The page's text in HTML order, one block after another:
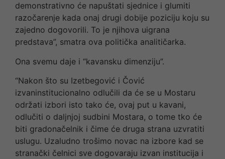
demonstrativno će napuštati sjednice i glumiti
razočarenje kada onaj drugi dobije poziciju koju su
zajedno dogovorili. To je njihova uigrana
predstava”, smatra ova politička analitičarka.
Ona svemu daje i “kavansku dimenziju”.
“Nakon što su Izetbegović i Čović
izvaninstitucionalno odlučili da će se u Mostaru
održati izbori isto tako će, ovaj put u kavani,
odlučiti o daljnjoj sudbini Mostara, o tome tko će
biti gradonačelnik i čime će druga strana uzvratiti
uslugu. Uzaludno trošimo novac na izbore kad se
stranački čelnici sve dogovaraju izvan institucija i